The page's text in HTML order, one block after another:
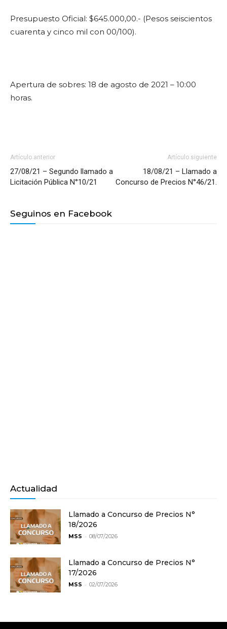
Presupuesto Oficial: $645.000,00.- (Pesos seiscientos
cuarenta y cinco mil con 00/100).
Apertura de sobres: 18 de agosto de 2021 – 10:00
horas.
Artículo anterior
27/08/21 – Segundo llamado a
Licitación Pública N°10/21
Artículo siguiente
18/08/21 – Llamado a
Concurso de Precios N°46/21.
Seguinos en Facebook
Actualidad
Llamado a Concurso de Precios N°
18/2026
MSS - 08/07/2026
Llamado a Concurso de Precios N°
17/2026
MSS - 02/07/2026